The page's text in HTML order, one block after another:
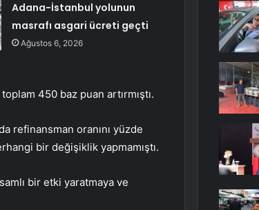
Adana-İstanbul yolunun
masrafı asgari ücreti geçti
Ağustos 6, 2026
450 baz puan artırmıştı.
refinansman oranını yüzde
bir değişiklik yapmamıştı.
bir etki yaratmaya ve